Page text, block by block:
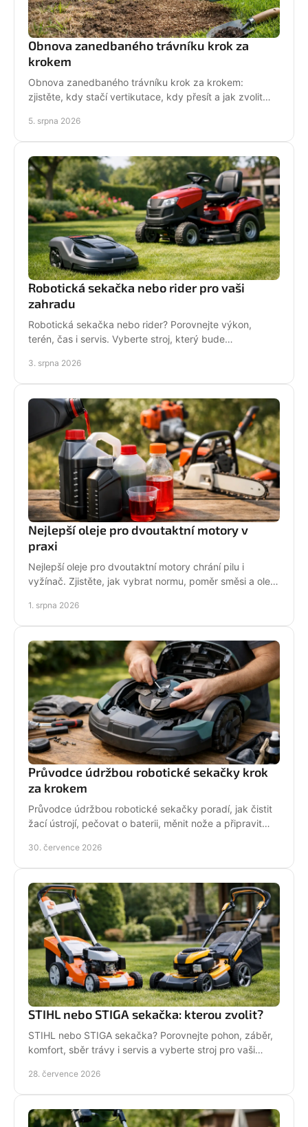
Obnova zanedbaného trávníku krok za
krokem
Obnova zanedbaného trávníku krok za krokem:
zjistěte, kdy stačí vertikutace, kdy přesít a jak zvolit
chyb
5. srpna 2026
Robotická sekačka nebo rider pro vaši
zahradu
Robotická sekačka nebo rider? Porovnejte výkon,
terén, čas i servis. Vyberte stroj, který bude
sezónu.
3. srpna 2026
Nejlepší oleje pro dvoutaktní motory v
praxi
Nejlepší oleje pro dvoutaktní motory chrání pilu i
vyžínač. Zjistěte, jak vybrat normu, poměr směsi a olej
1. srpna 2026
Průvodce údržbou robotické sekačky krok
za krokem
Průvodce údržbou robotické sekačky poradí, jak čistit
žací ústrojí, pečovat o baterii, měnit nože a připravit
30. července 2026
STIHL nebo STIGA sekačka: kterou zvolit?
STIHL nebo STIGA sekačka? Porovnejte pohon, záběr,
komfort, sběr trávy i servis a vyberte stroj pro vaši
28. července 2026